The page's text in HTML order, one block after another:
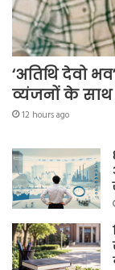
‘अतिथि देवो
व्यंजनों के
12 hours ago